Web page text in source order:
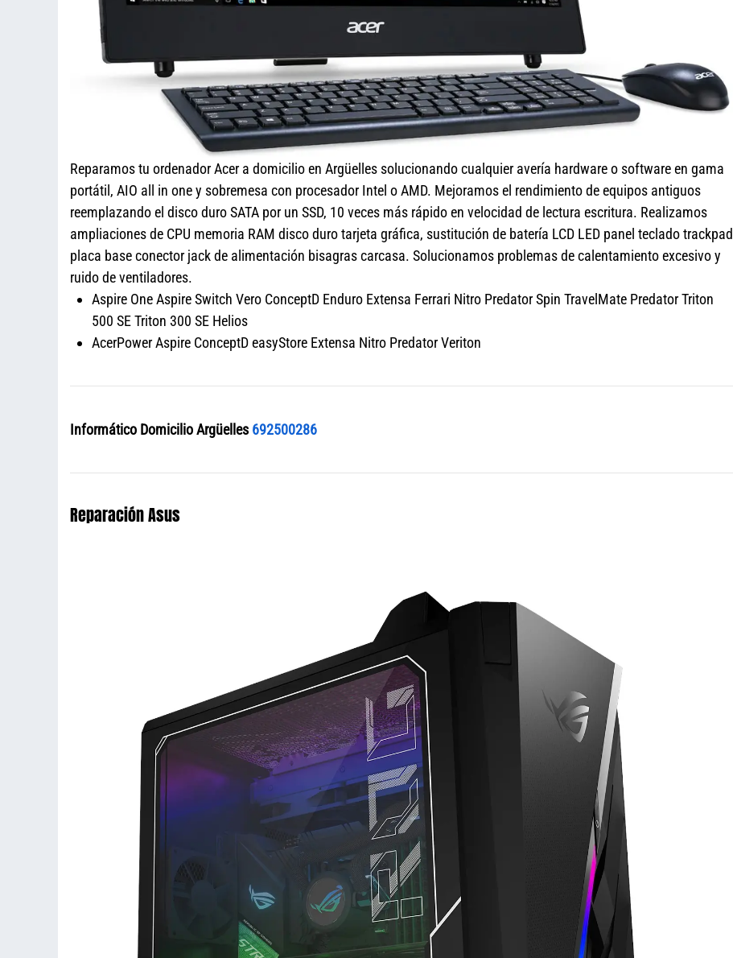
Reparamos tu ordenador Acer a domicilio en Argüelles solucionando cualquier avería hardware o software en gama
portátil, AIO all in one y sobremesa con procesador Intel o AMD. Mejoramos el rendimiento de equipos antiguos
reemplazando el disco duro SATA por un SSD, 10 veces más rápido en velocidad de lectura escritura. Realizamos
ampliaciones de CPU memoria RAM disco duro tarjeta gráfica, sustitución de batería LCD LED panel teclado trackpad
placa base conector jack de alimentación bisagras carcasa. Solucionamos problemas de calentamiento excesivo y
ruido de ventiladores.
Aspire One Aspire Switch Vero ConceptD Enduro Extensa Ferrari Nitro Predator Spin TravelMate Predator Triton
500 SE Triton 300 SE Helios
AcerPower Aspire ConceptD easyStore Extensa Nitro Predator Veriton
Informático Domicilio Argüelles 692500286
Reparación Asus